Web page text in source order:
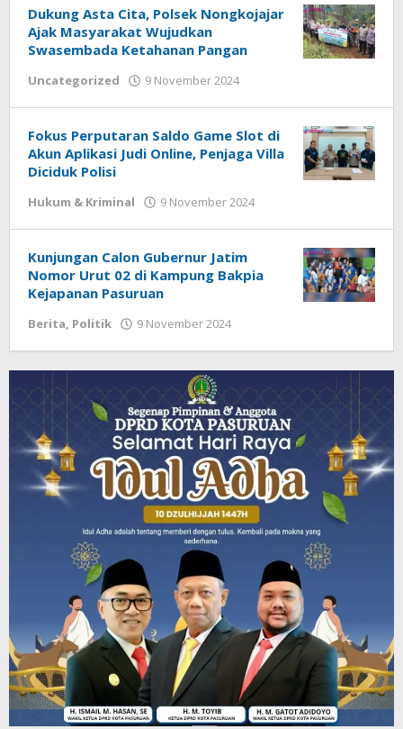
Dukung Asta Cita, Polsek Nongkojajar
Ajak Masyarakat Wujudkan
Swasembada Ketahanan Pangan
Uncategorized 9 November 2024
Fokus Perputaran Saldo Game Slot di
Akun Aplikasi Judi Online, Penjaga Villa
Diciduk Polisi
Hukum & Kriminal 9 November 2024
Kunjungan Calon Gubernur Jatim
Nomor Urut 02 di Kampung Bakpia
Kejapanan Pasuruan
Berita Politik 9 November 2024